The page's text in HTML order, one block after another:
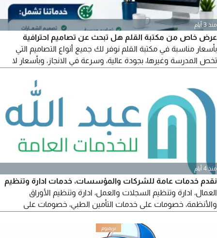
منذ 3 أيام
عرض خاص من مكتبة القلم هل تبحث عن تصاميم احترافية
بأسعار مناسبة في مكتبة القلم نوفر لك جميع أنواع التصاميم التي
تخص المدرسة وغيرها، بجودة عالية، وسرعة في الانجاز، وبأسعار لا
الهويات التجارية تصاميم السوشيال ميديا البروشورات والفلايرات
البوسترات والاعلانات الكروت الشخصية تصاميم المناسبات
والفعاليات السيرة
منذ 4 أيام
نقدم خدمات عامة للشركات والمؤسسات، خدمات ادارة وتنظيم
العمال، ادارة وتنظيم السجلات والعمل، ادارة وتنظيم الأوراق
والأنظمة، خصومات على خدمات التأمين الطبي، خصومات على